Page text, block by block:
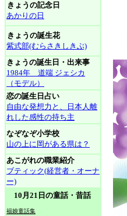
きょうの記念日
あかりの日
きょうの誕生花
紫式部(むらさきしきぶ)
きょうの誕生日・出来事
1984年 道端 ジェシカ
（モデル）
恋の誕生日占い
自由な発想力と、日本人離
れした感性の持ち主
なぞなぞ小学校
山の上に岡がある県は？
あこがれの職業紹介
ブティック(経営者・オーナ
ー)
10月21日の童話・昔話
福娘童話集